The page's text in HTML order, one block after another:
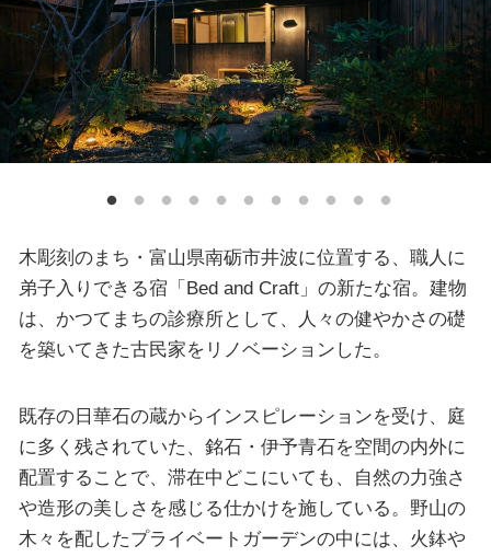
木彫刻のまち・富山県南砺市井波に位置する、職人に
弟子入りできる宿「Bed and Craft」の新たな宿。建物
は、かつてまちの診療所として、人々の健やかさの礎
を築いてきた古民家をリノベーションした。
既存の日華石の蔵からインスピレーションを受け、庭
に多く残されていた、銘石・伊予青石を空間の内外に
配置することで、滞在中どこにいても、自然の力強さ
や造形の美しさを感じる仕かけを施している。野山の
木々を配したプライベートガーデンの中には、火鉢や